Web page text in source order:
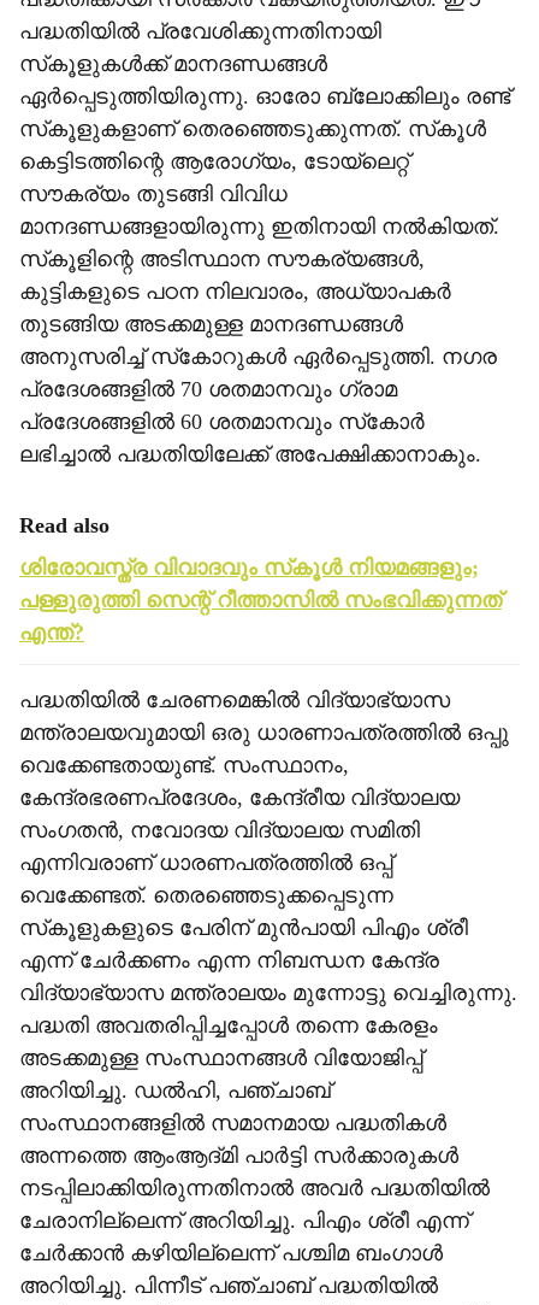
പദ്ധതിയില്‍ പ്രവേശിക്കുന്നതിനായി
സ്‌കൂളുകള്‍ക്ക് മാനദണ്ഡങ്ങള്‍
ഏര്‍പ്പെടുത്തിയിരുന്നു. ഓരോ ബ്ലോക്കിലും രണ്ട്
സ്‌കൂളുകളാണ് തെരഞ്ഞെടുക്കുന്നത്. സ്‌കൂള്‍
കെട്ടിടത്തിന്റെ ആരോഗ്യം, ടോയ്‌ലെറ്റ്
സൗകര്യം തുടങ്ങി വിവിധ
മാനദണ്ഡങ്ങളായിരുന്നു ഇതിനായി നല്‍കിയത്.
സ്‌കൂളിന്റെ അടിസ്ഥാന സൗകര്യങ്ങള്‍,
കുട്ടികളുടെ പഠന നിലവാരം, അധ്യാപകര്‍
തുടങ്ങിയ അടക്കമുള്ള മാനദണ്ഡങ്ങള്‍
അനുസരിച്ച് സ്‌കോറുകള്‍ ഏര്‍പ്പെടുത്തി. നഗര
പ്രദേശങ്ങളില്‍ 70 ശതമാനവും ഗ്രാമ
പ്രദേശങ്ങളില്‍ 60 ശതമാനവും സ്‌കോര്‍
ലഭിച്ചാല്‍ പദ്ധതിയിലേക്ക് അപേക്ഷിക്കാനാകും.
Read also
ശിരോവസ്ത്ര വിവാദവും സ്‌കൂള്‍ നിയമങ്ങളും;
പള്ളുരുത്തി സെന്റ് റീത്താസില്‍ സംഭവിക്കുന്നത്
എന്ത്?
പദ്ധതിയില്‍ ചേരണമെങ്കില്‍ വിദ്യാഭ്യാസ
മന്ത്രാലയവുമായി ഒരു ധാരണാപത്രത്തില്‍ ഒപ്പു
വെക്കേണ്ടതായുണ്ട്. സംസ്ഥാനം,
കേന്ദ്രഭരണപ്രദേശം, കേന്ദ്രീയ വിദ്യാലയ
സംഗതന്‍, നവോദയ വിദ്യാലയ സമിതി
എന്നിവരാണ് ധാരണപത്രത്തില്‍ ഒപ്പ്
വെക്കേണ്ടത്. തെരഞ്ഞെടുക്കപ്പെടുന്ന
സ്‌കൂളുകളുടെ പേരിന് മുന്‍പായി പിഎം ശ്രീ
എന്ന് ചേര്‍ക്കണം എന്ന നിബന്ധന കേന്ദ്ര
വിദ്യാഭ്യാസ മന്ത്രാലയം മുന്നോട്ടു വെച്ചിരുന്നു.
പദ്ധതി അവതരിപ്പിച്ചപ്പോള്‍ തന്നെ കേരളം
അടക്കമുള്ള സംസ്ഥാനങ്ങള്‍ വിയോജിപ്പ്
അറിയിച്ചു. ഡല്‍ഹി, പഞ്ചാബ്
സംസ്ഥാനങ്ങളില്‍ സമാനമായ പദ്ധതികള്‍
അന്നത്തെ ആംആദ്മി പാര്‍ട്ടി സര്‍ക്കാരുകള്‍
നടപ്പിലാക്കിയിരുന്നതിനാല്‍ അവര്‍ പദ്ധതിയില്‍
ചേരാനില്ലെന്ന് അറിയിച്ചു. പിഎം ശ്രീ എന്ന്
ചേര്‍ക്കാന്‍ കഴിയില്ലെന്ന് പശ്ചിമ ബംഗാള്‍
അറിയിച്ചു. പിന്നീട് പഞ്ചാബ് പദ്ധതിയില്‍